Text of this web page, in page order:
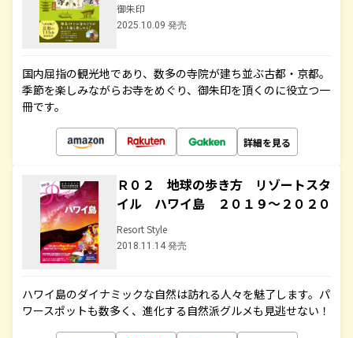
御朱印
2025.10.09 発売
国内屈指の観光地であり、数多の寺院が建ち並ぶ古都・京都。
季節を楽しみながらお寺をめぐり、御朱印を頂くのに役立つ一
冊です。
詳細を見る
Ｒ０２ 地球の歩き方 リゾートスタ
イル ハワイ島 ２０１９～２０２０
Resort Style
2018.11.14 発売
ハワイ島のダイナミックな自然は訪れる人々を魅了します。パ
ワースポットも数多く、進化する自然派グルメも見逃せない！